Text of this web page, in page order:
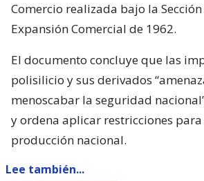
Comercio realizada bajo la
Expansión Comercial de 1962.
El documento concluye que las
polisilicio y sus derivados
menoscabar la seguridad
y ordena aplicar restricciones
producción nacional.
Lee también...